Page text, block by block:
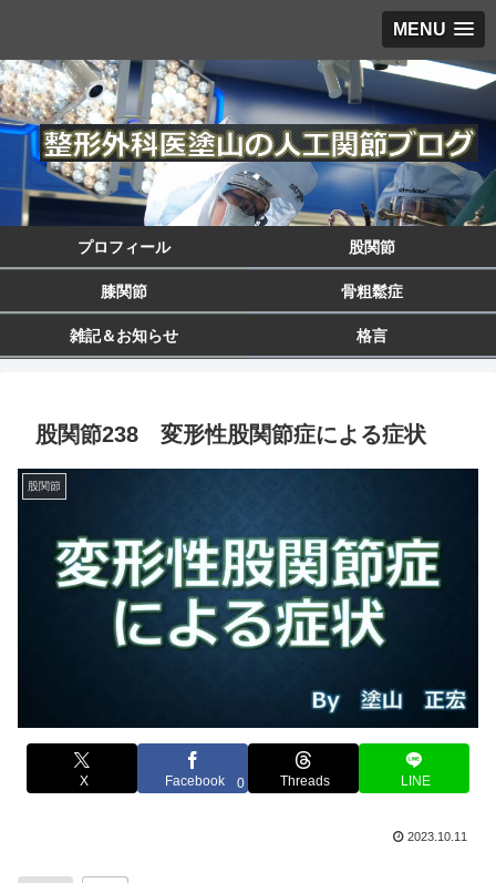
MENU
プロフィール 股関節
膝関節 骨粗鬆症
雑記＆お知らせ 格言
股関節238 変形性股関節症による症状
股関節
X Facebook 0 Threads LINE
2023.10.11